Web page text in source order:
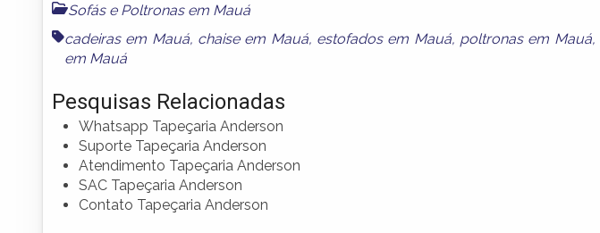
Sofás e Poltronas em Mauá
cadeiras em Mauá, chaise em Mauá, estofados em Mauá, poltronas em Mauá,
em Mauá
Pesquisas Relacionadas
Whatsapp Tapeçaria Anderson
Suporte Tapeçaria Anderson
Atendimento Tapeçaria Anderson
SAC Tapeçaria Anderson
Contato Tapeçaria Anderson